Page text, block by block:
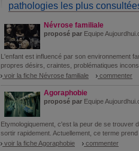
pathologies les plus
Névrose familiale
proposé par Equipe
L'enfant est influencé par son environnement
propres désirs, craintes, problématiques
voir la fiche Névrose familiale
commenter
Agoraphobie
proposé par Equipe
Etymologiquement, c'est la peur de se trouver
sortir rapidement. Actuellement, ce terme
voir la fiche Agoraphobie
commenter